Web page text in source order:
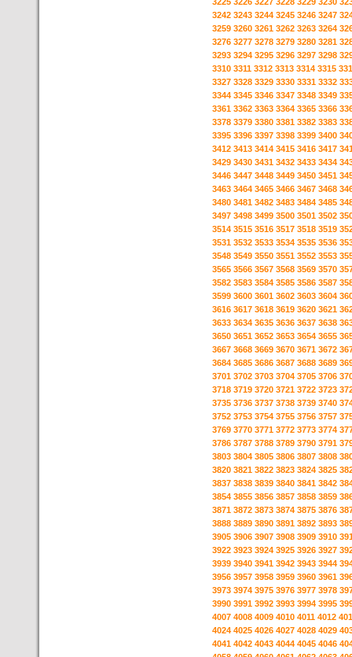
3242 3243 3244 3245 3246 3247
3259 3260 3261 3262 3263 3264
3276 3277 3278 3279 3280 3281
3293 3294 3295 3296 3297 3298
3310 3311 3312 3313 3314 3315
3327 3328 3329 3330 3331 3332
3344 3345 3346 3347 3348 3349
3361 3362 3363 3364 3365 3366
3378 3379 3380 3381 3382 3383
3395 3396 3397 3398 3399 3400
3412 3413 3414 3415 3416 3417
3429 3430 3431 3432 3433 3434
3446 3447 3448 3449 3450 3451
3463 3464 3465 3466 3467 3468
3480 3481 3482 3483 3484 3485
3497 3498 3499 3500 3501 3502
3514 3515 3516 3517 3518 3519
3531 3532 3533 3534 3535 3536
3548 3549 3550 3551 3552 3553
3565 3566 3567 3568 3569 3570
3582 3583 3584 3585 3586 3587
3599 3600 3601 3602 3603 3604
3616 3617 3618 3619 3620 3621
3633 3634 3635 3636 3637 3638
3650 3651 3652 3653 3654 3655
3667 3668 3669 3670 3671 3672
3684 3685 3686 3687 3688 3689
3701 3702 3703 3704 3705 3706
3718 3719 3720 3721 3722 3723
3735 3736 3737 3738 3739 3740
3752 3753 3754 3755 3756 3757
3769 3770 3771 3772 3773 3774
3786 3787 3788 3789 3790 3791
3803 3804 3805 3806 3807 3808
3820 3821 3822 3823 3824 3825
3837 3838 3839 3840 3841 3842
3854 3855 3856 3857 3858 3859
3871 3872 3873 3874 3875 3876
3888 3889 3890 3891 3892 3893
3905 3906 3907 3908 3909 3910
3922 3923 3924 3925 3926 3927
3939 3940 3941 3942 3943 3944
3956 3957 3958 3959 3960 3961
3973 3974 3975 3976 3977 3978
3990 3991 3992 3993 3994 3995
4007 4008 4009 4010 4011 4012
4024 4025 4026 4027 4028 4029
4041 4042 4043 4044 4045 4046